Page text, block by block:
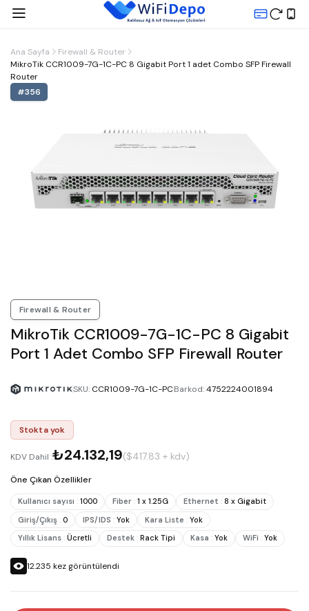
Ana Sayfa
Firewall & Router
MikroTik CCR1009-7G-1C-PC 8 Gigabit Port 1 adet Combo SFP Firewall
Router
#356
Firewall & Router
MikroTik CCR1009-7G-1C-PC 8 Gigabit
Port 1 Adet Combo SFP Firewall Router
SKU: CCR1009-7G-1C-PCBarkod:4752224001894
Stokta yok
KDV Dahil :₺24.132,19($417.83 + kdv)
Öne Çıkan Özellikler
Kullanıcı sayısı : 1000 Fiber : 1 x 1.25G Ethernet : 8 x Gigabit
Giriş/Çıkış : 0 IPS/IDS : Yok Kara Liste : Yok
Yıllık Lisans : Ücretli Destek : Rack Tipi Kasa : Yok WiFi : Yok
12.235 kez görüntülendi